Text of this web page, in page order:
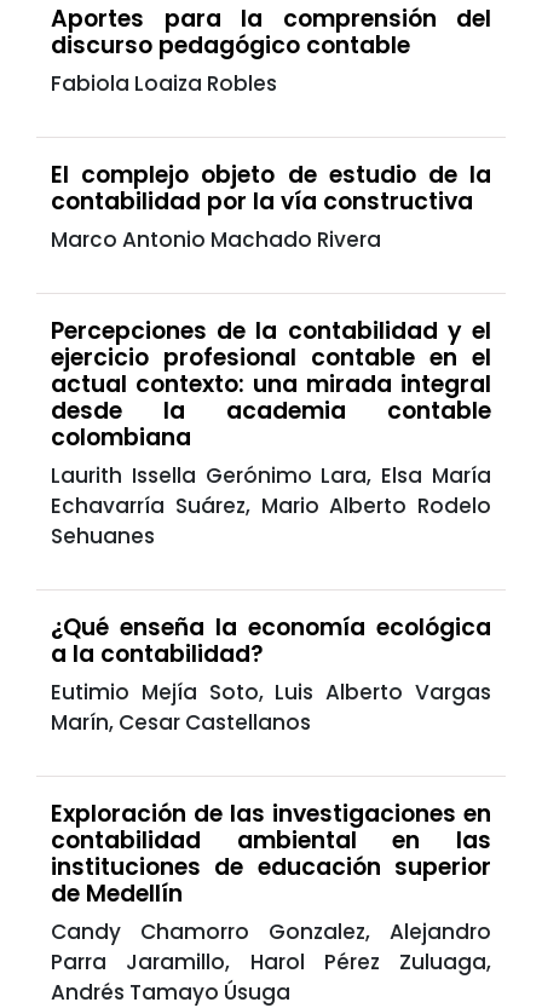
Aportes para la comprensión del
discurso pedagógico contable
Fabiola Loaiza Robles
El complejo objeto de estudio de la
contabilidad por la vía constructiva
Marco Antonio Machado Rivera
Percepciones de la contabilidad y el
ejercicio profesional contable en el
actual contexto: una mirada integral
desde la academia contable
colombiana
Laurith Issella Gerónimo Lara, Elsa María
Echavarría Suárez, Mario Alberto Rodelo
Sehuanes
¿Qué enseña la economía ecológica
a la contabilidad?
Eutimio Mejía Soto, Luis Alberto Vargas
Marín, Cesar Castellanos
Exploración de las investigaciones en
contabilidad ambiental en las
instituciones de educación superior
de Medellín
Candy Chamorro Gonzalez, Alejandro
Parra Jaramillo, Harol Pérez Zuluaga,
Andrés Tamayo Úsuga